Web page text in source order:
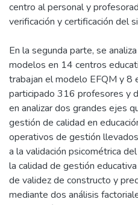
centro al personal y
verificación y certificación del
En la segunda parte, se
modelos en 14 centros
trabajan el modelo EFQM y 8
participado 316 profesores y
en analizar dos grandes ejes
gestión de calidad en
operativos de gestión
a la validación psicométrica
la calidad de gestión
de validez de constructo y
mediante dos análisis